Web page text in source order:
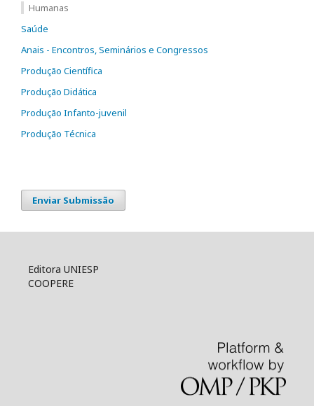
Humanas
Saúde
Anais - Encontros, Seminários e Congressos
Produção Científica
Produção Didática
Produção Infanto-juvenil
Produção Técnica
Enviar Submissão
Editora UNIESP
COOPERE